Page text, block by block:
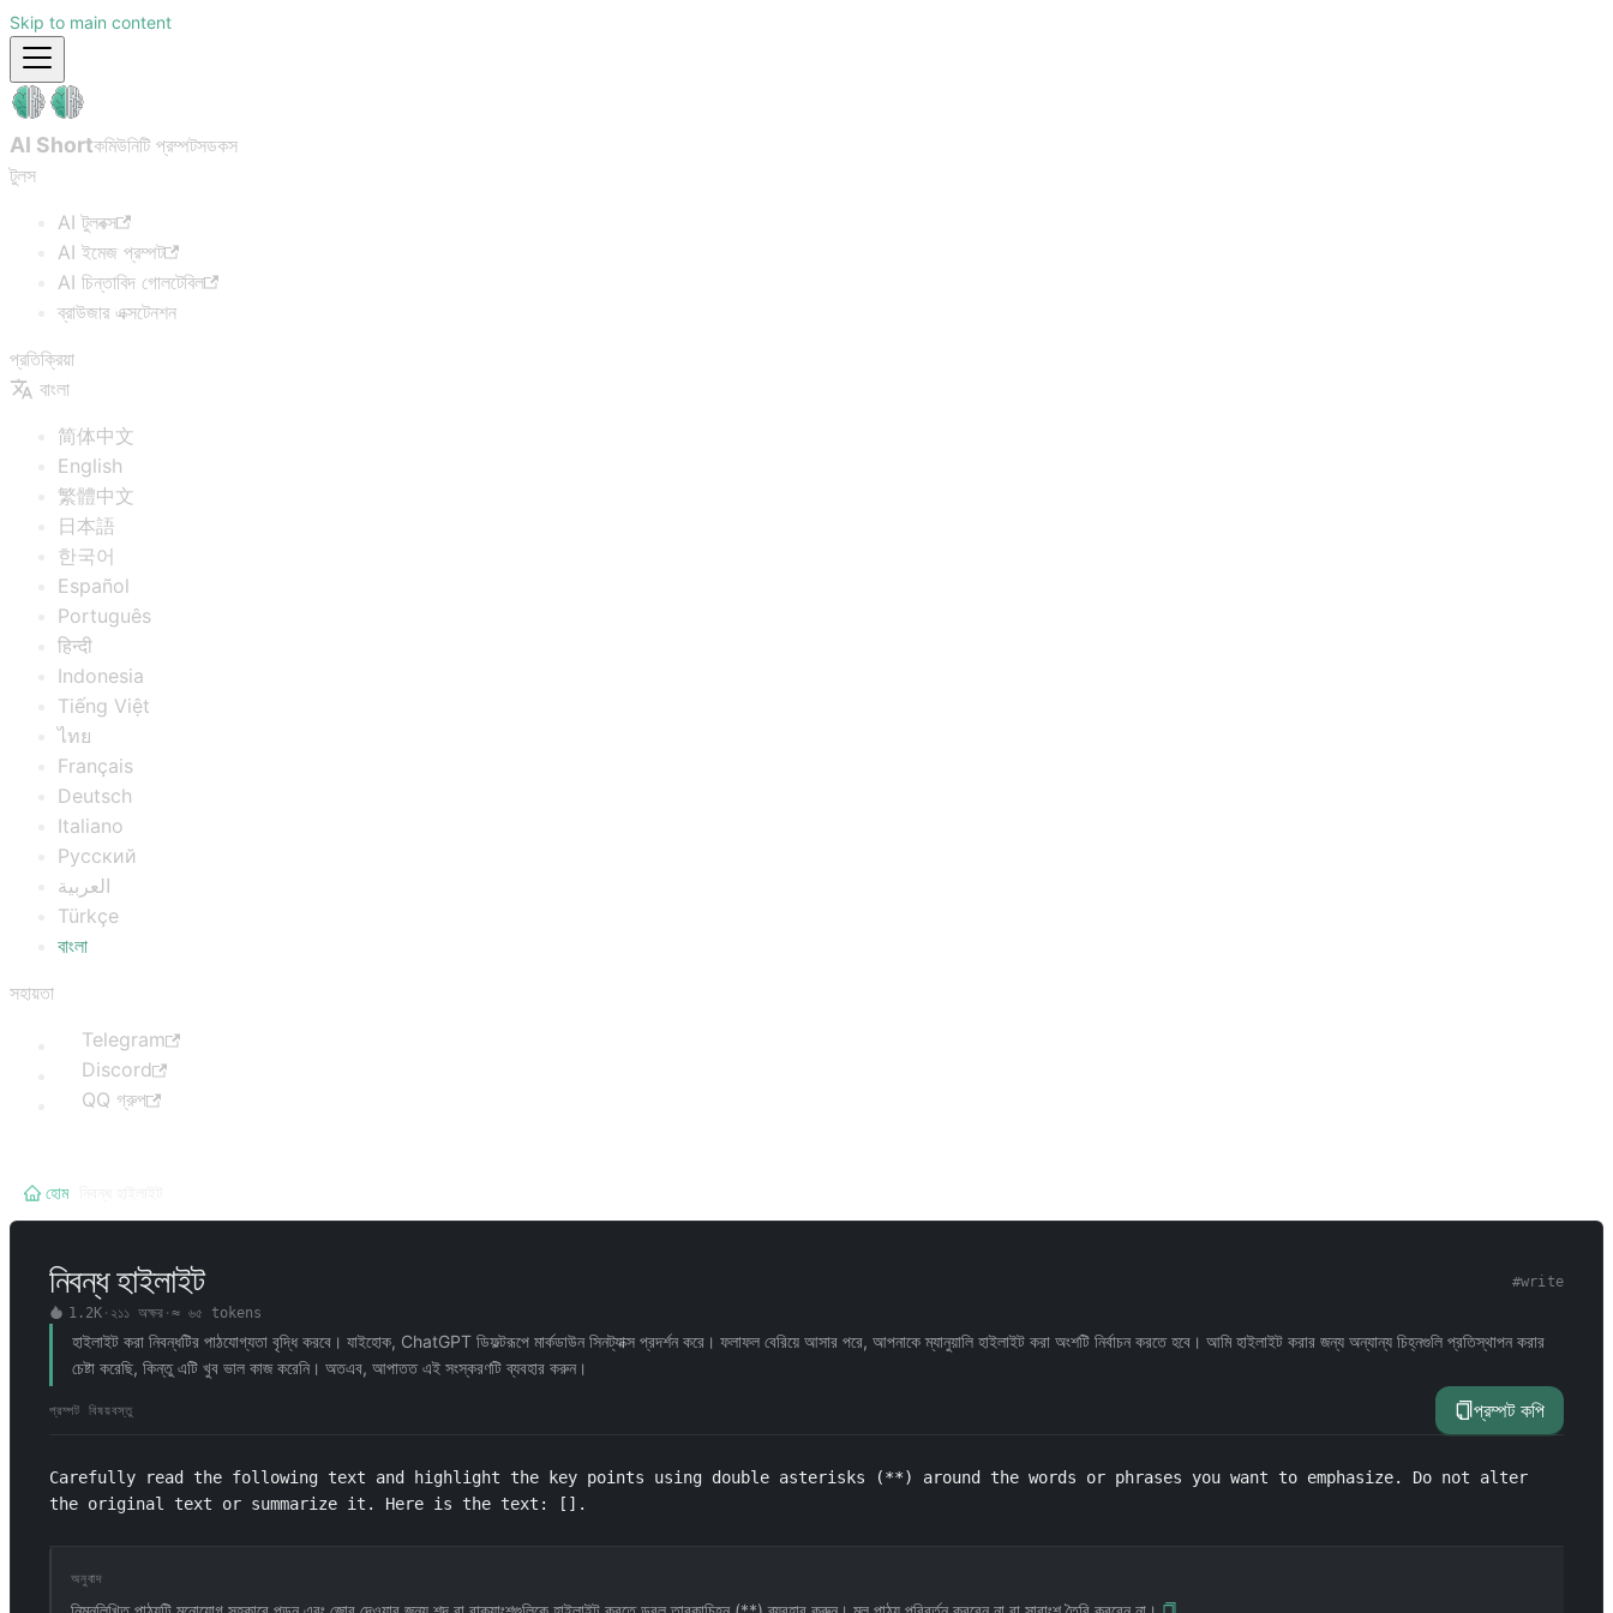
Skip to main content
AI Shortকমিউনিটি প্রম্পটসডকস
টুলস
AI টুলবক্স
AI ইমেজ প্রম্পট
AI চিন্তাবিদ গোলটেবিল
ব্রাউজার এক্সটেনশন
প্রতিক্রিয়া
বাংলা
简体中文
English
繁體中文
日本語
한국어
Español
Português
हिन्दी
Indonesia
Tiếng Việt
ไทย
Français
Deutsch
Italiano
Русский
العربية
Türkçe
বাংলা
সহায়তা
Telegram
Discord
QQ গ্রুপ
হোম
নিবন্ধ হাইলাইট #write
1.2K· ২১১ অক্ষর· ≈ ৬৫ tokens
হাইলাইট করা নিবন্ধটির পাঠযোগ্যতা বৃদ্ধি করবে। যাইহোক, ChatGPT ডিফল্টরূপে মার্কডাউন সিনট্যাক্স প্রদর্শন করে। ফলাফল বেরিয়ে আসার পরে, আপনাকে ম্যানুয়ালি হাইলাইট করা অংশটি নির্বাচন করতে হবে। আমি হাইলাইট করার জন্য অন্যান্য চিহ্নগুলি প্রতিস্থাপন করার
চেষ্টা করেছি, কিন্তু এটি খুব ভাল কাজ করেনি। অতএব, আপাতত এই সংস্করণটি ব্যবহার করুন।
প্রম্পট বিষয়বস্তু প্রম্পট কপি
Carefully read the following text and highlight the key points using double asterisks (**) around the words or phrases you want to emphasize. Do not alter
the original text or summarize it. Here is the text: [].
অনুবাদ